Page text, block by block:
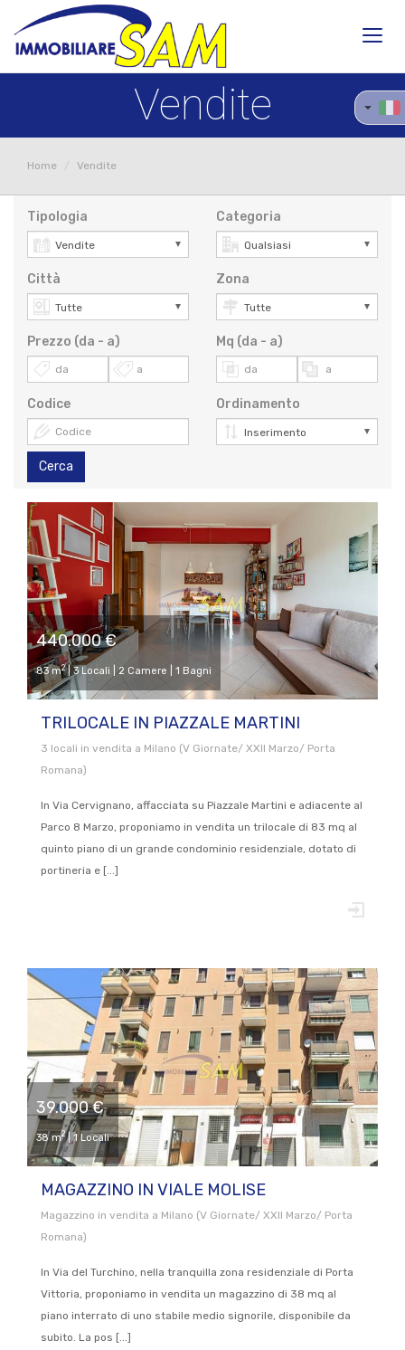
Vendite
Home Vendite
Tipologia Categoria
Città Zona
Prezzo (da - a) Mq (da - a)
Codice Ordinamento
Cerca
440.000 €
83 m2| 3 Locali | 2 Camere | 1 Bagni
TRILOCALE IN PIAZZALE MARTINI
3 locali in vendita a Milano (V Giornate/ XXII Marzo/ Porta
Romana)
In Via Cervignano, affacciata su Piazzale Martini e adiacente al
Parco 8 Marzo, proponiamo in vendita un trilocale di 83 mq al
quinto piano di un grande condominio residenziale, dotato di
portineria e [...]
39.000 €
38 m2| 1 Locali
MAGAZZINO IN VIALE MOLISE
Magazzino in vendita a Milano (V Giornate/ XXII Marzo/ Porta
Romana)
In Via del Turchino, nella tranquilla zona residenziale di Porta
Vittoria, proponiamo in vendita un magazzino di 38 mq al
piano interrato di uno stabile medio signorile, disponibile da
subito. La pos [...]